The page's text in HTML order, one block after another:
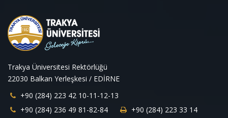
Trakya Üniversitesi Rektörlüğü
22030 Balkan Yerleşkesi / EDİRNE
+90 (284) 223 42 10-11-12-13
+90 (284) 236 49 81-82-84
+90 (284) 223 33 14